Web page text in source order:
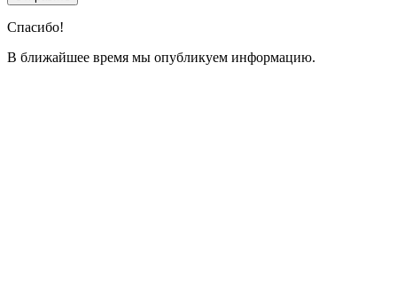
Спасибо!
В ближайшее время мы опубликуем информацию.